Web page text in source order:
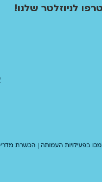
לניוזלטר שלנו
בפעילויות העמותה |הכשרת